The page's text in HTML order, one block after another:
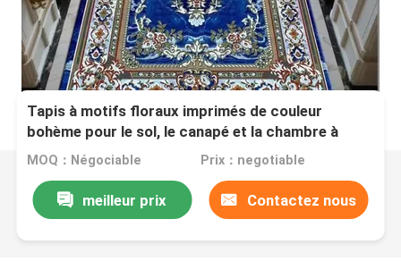
Tapis à motifs floraux imprimés de couleur
bohème pour le sol, le canapé et la chambre à
coucher du salon
MOQ：Négociable Prix：negotiable
meilleur prix Contactez nous